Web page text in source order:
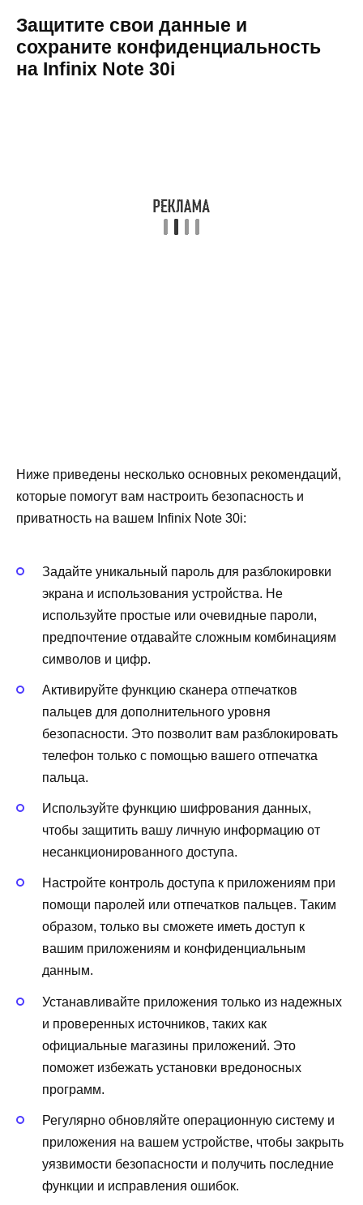
Защитите свои данные и
сохраните конфиденциальность
на Infinix Note 30i
Ниже приведены несколько основных рекомендаций,
которые помогут вам настроить безопасность и
приватность на вашем Infinix Note 30i:
Задайте уникальный пароль для разблокировки
экрана и использования устройства. Не
используйте простые или очевидные пароли,
предпочтение отдавайте сложным комбинациям
символов и цифр.
Активируйте функцию сканера отпечатков
пальцев для дополнительного уровня
безопасности. Это позволит вам разблокировать
телефон только с помощью вашего отпечатка
пальца.
Используйте функцию шифрования данных,
чтобы защитить вашу личную информацию от
несанкционированного доступа.
Настройте контроль доступа к приложениям при
помощи паролей или отпечатков пальцев. Таким
образом, только вы сможете иметь доступ к
вашим приложениям и конфиденциальным
данным.
Устанавливайте приложения только из надежных
и проверенных источников, таких как
официальные магазины приложений. Это
поможет избежать установки вредоносных
программ.
Регулярно обновляйте операционную систему и
приложения на вашем устройстве, чтобы закрыть
уязвимости безопасности и получить последние
функции и исправления ошибок.